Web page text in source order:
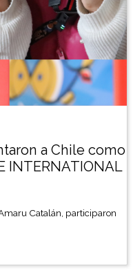
a Chile como
INTERNATIONAL
Catalán, participaron